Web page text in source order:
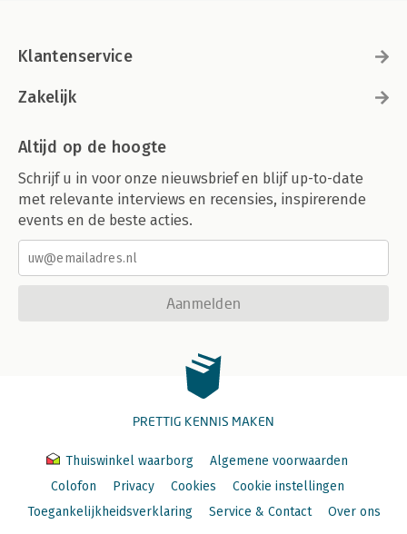
Klantenservice
Zakelijk
Altijd op de hoogte
Schrijf u in voor onze nieuwsbrief en blijf up-to-date
met relevante interviews en recensies, inspirerende
events en de beste acties.
Aanmelden
PRETTIG KENNIS MAKEN
Thuiswinkel waarborg
Algemene voorwaarden
Colofon
Privacy Cookies
Cookie instellingen
Toegankelijkheidsverklaring
Service & Contact Over ons